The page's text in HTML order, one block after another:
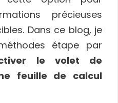
précieuses
Dans ce blog, je
étape par
le volet de
feuille de calcul